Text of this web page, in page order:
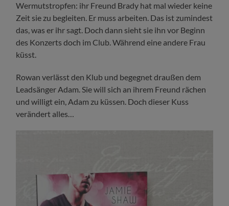
Wermutstropfen: ihr Freund Brady hat mal wieder keine
Zeit sie zu begleiten. Er muss arbeiten. Das ist zumindest
das, was er ihr sagt. Doch dann sieht sie ihn vor Beginn
des Konzerts doch im Club. Während eine andere Frau
küsst.
Rowan verlässt den Klub und begegnet draußen dem
Leadsänger Adam. Sie will sich an ihrem Freund rächen
und willigt ein, Adam zu küssen. Doch dieser Kuss
verändert alles…